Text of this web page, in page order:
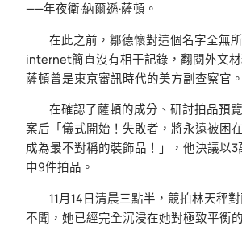
——年夜衛·納爾遜·薩頓。
在此之前，鄒德懷對這個名字全無
internet簡直沒有相干記錄，翻閱外文材
薩頓曾是東京審訊時代的美方副查察官。
在確認了薩頓的成分、研討拍品預
案后「儀式開始！失敗者，將永遠被困
成為最不對稱的裝飾品！」，他決議以
中9件拍品。
11月14日清晨三點半，競拍林天秤
不聞，她已經完全沉浸在她對極致平衡